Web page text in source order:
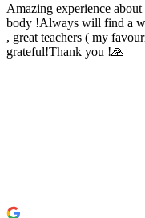
Amazing experience
body !Always will find a
, great teachers ( my
grateful!Thank you !🙏